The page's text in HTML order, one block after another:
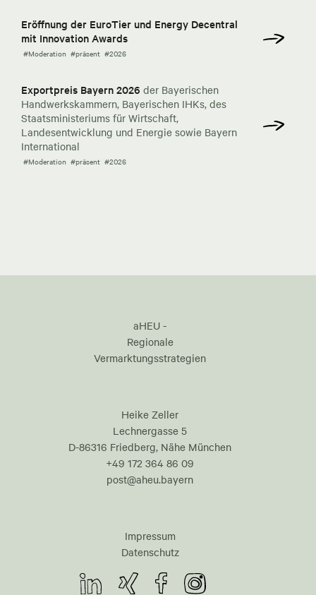
Eröffnung der EuroTier und Energy Decentral
mit Innovation Awards
#Moderation #präsent #2026
Exportpreis Bayern 2026 der Bayerischen
Handwerkskammern, Bayerischen IHKs, des
Staatsministeriums für Wirtschaft,
Landesentwicklung und Energie sowie Bayern
International
#Moderation #präsent #2026
aHEU -
Regionale
Vermarktungsstrategien
Heike Zeller
Lechnergasse 5
D-86316 Friedberg, Nähe München
+49 172 364 86 09
post@aheu.bayern
Impressum
Datenschutz